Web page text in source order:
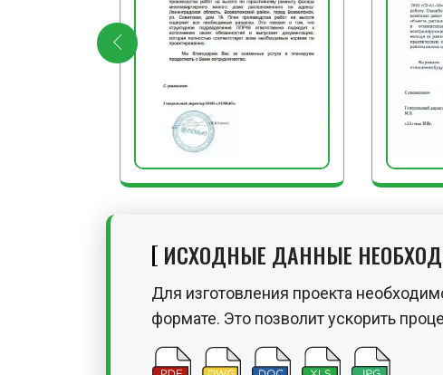
ИСХОДНЫЕ ДАННЫЕ
Для изготовления проекта
формате. Это позволит ускорить